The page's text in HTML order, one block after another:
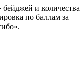
и количества
по баллам за